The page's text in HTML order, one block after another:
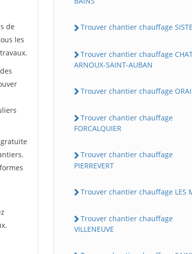
de
les
Trouver chantier chauffage
Trouver chantier chauffage
ARNOUX-SAINT-AUBAN
Trouver chantier chauffage
Trouver chantier chauffage
FORCALQUIER
Trouver chantier chauffage
PIERREVERT
Trouver chantier chauffage LES
Trouver chantier chauffage
VILLENEUVE